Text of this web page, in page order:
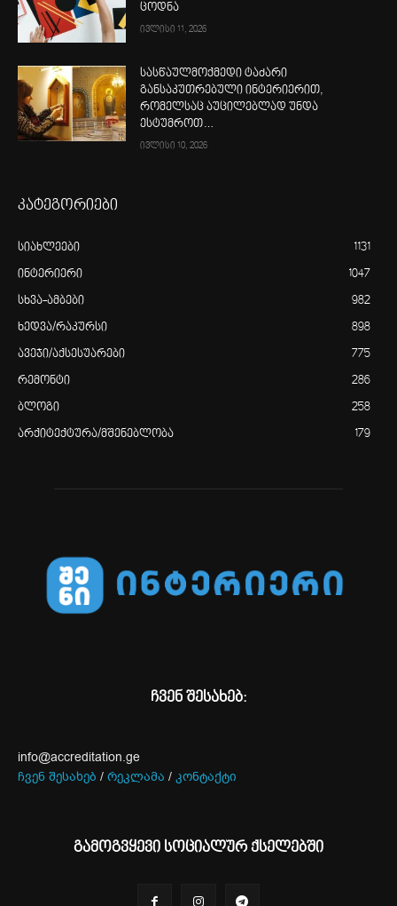
ცოდნა
ივლისი 11, 2026
სასწაულმოქმედი ტაძარი
განსაკუთრებული ინტერიერით,
რომელსაც აუცილებლად უნდა
ესტუმროთ…
ივლისი 10, 2026
კატეგორიები
სიახლეები 1131
ინტერიერი 1047
სხვა-ამბები 982
ხედვა/რაკურსი 898
ავეჯი/აქსესუარები 775
რემონტი 286
ბლოგი 258
არქიტექტურა/მშენებლობა 179
ჩვენ შესახებ:
info@accreditation.ge
ჩვენ შესახებ / რეკლამა / კონტაქტი
გამოგვყევი სოციალურ ქსელებში